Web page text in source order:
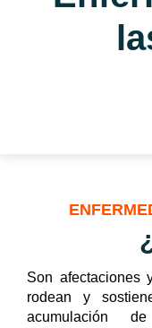
Son afectaciones
rodean y
acumulación